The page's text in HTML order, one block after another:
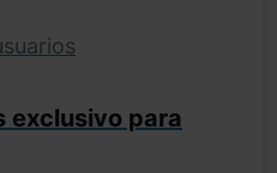
exclusivo para